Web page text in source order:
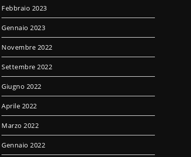
Febbraio 2023
Gennaio 2023
Novembre 2022
Settembre 2022
Giugno 2022
Aprile 2022
Marzo 2022
Gennaio 2022